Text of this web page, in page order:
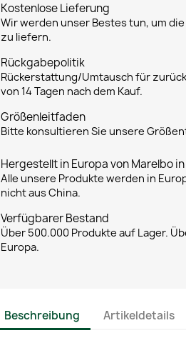
Kostenlose Lieferung
Wir werden unser Bestes tun, um
zu liefern.
Rückgabepolitik
Rückerstattung/Umtausch für
von 14 Tagen nach dem Kauf.
Größenleitfaden
Bitte konsultieren Sie unsere
Hergestellt in Europa von Marelbo
Alle unsere Produkte werden in
nicht aus China.
Verfügbarer Bestand
Über 500.000 Produkte auf Lager.
Europa.
Beschreibung Artikeldetails